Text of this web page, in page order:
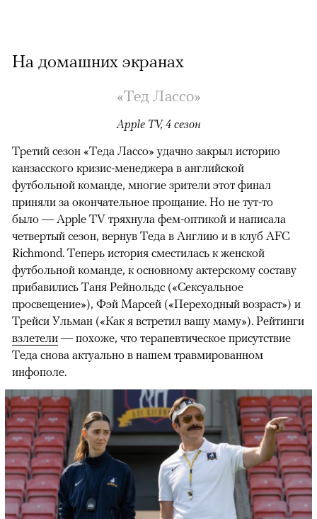
На домашних экранах
«Тед Лассо»
Apple TV, 4 сезон
00:00 / 00:00
Третий сезон «Теда Лассо» удачно закрыл историю
канзасского кризис-менеджера в английской
футбольной команде, многие зрители этот финал
приняли за окончательное прощание. Но не тут-то
было — Apple TV тряхнула фем-оптикой и написала
четвертый сезон, вернув Теда в Англию и в клуб AFC
Richmond. Теперь история сместилась к женской
футбольной команде, к основному актерскому составу
прибавились Таня Рейнольдс («Сексуальное
просвещение»), Фэй Марсей («Переходный возраст») и
Трейси Ульман («Как я встретил вашу маму»). Рейтинги
взлетели — похоже, что терапевтическое присутствие
Теда снова актуально в нашем травмированном
инфополе.